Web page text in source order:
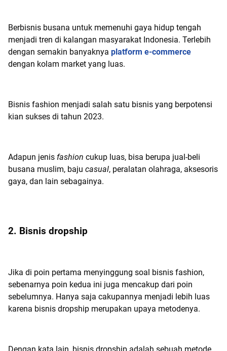
Berbisnis busana untuk memenuhi gaya hidup tengah
menjadi tren di kalangan masyarakat Indonesia. Terlebih
dengan semakin banyaknya platform e-commerce
dengan kolam market yang luas.
Bisnis fashion menjadi salah satu bisnis yang berpotensi
kian sukses di tahun 2023.
Adapun jenis fashion cukup luas, bisa berupa jual-beli
busana muslim, baju casual, peralatan olahraga, aksesoris
gaya, dan lain sebagainya.
2. Bisnis dropship
Jika di poin pertama menyinggung soal bisnis fashion,
sebenarnya poin kedua ini juga mencakup dari poin
sebelumnya. Hanya saja cakupannya menjadi lebih luas
karena bisnis dropship merupakan upaya metodenya.